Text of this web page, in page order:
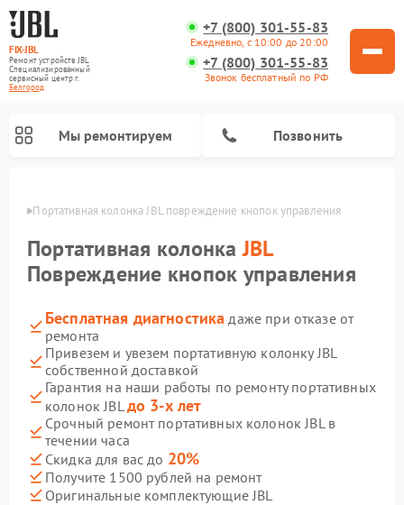
FIX-JBL
Ремонт устройств JBL
Специализированный
cервисный центр г.
Белгород
+7 (800) 301-55-83
Ежедневно, с 10:00 до 20:00
+7 (800) 301-55-83
Звонок бесплатный по РФ
Мы ремонтируем Позвонить
Портативная колонка JBL повреждение кнопок управления
Портативная колонкаJBL
Повреждение кнопок управления
Бесплатная диагностика даже при отказе от
ремонта
Привезем и увезем портативную колонку JBL
собственной доставкой
Гарантия на наши работы по ремонту портативных
колонок JBLдо 3-х лет
Срочный ремонт портативных колонок JBL в
течении часа
Скидка для вас до 20%
Получите 1500 рублей на ремонт
Оригинальные комплектующие JBL